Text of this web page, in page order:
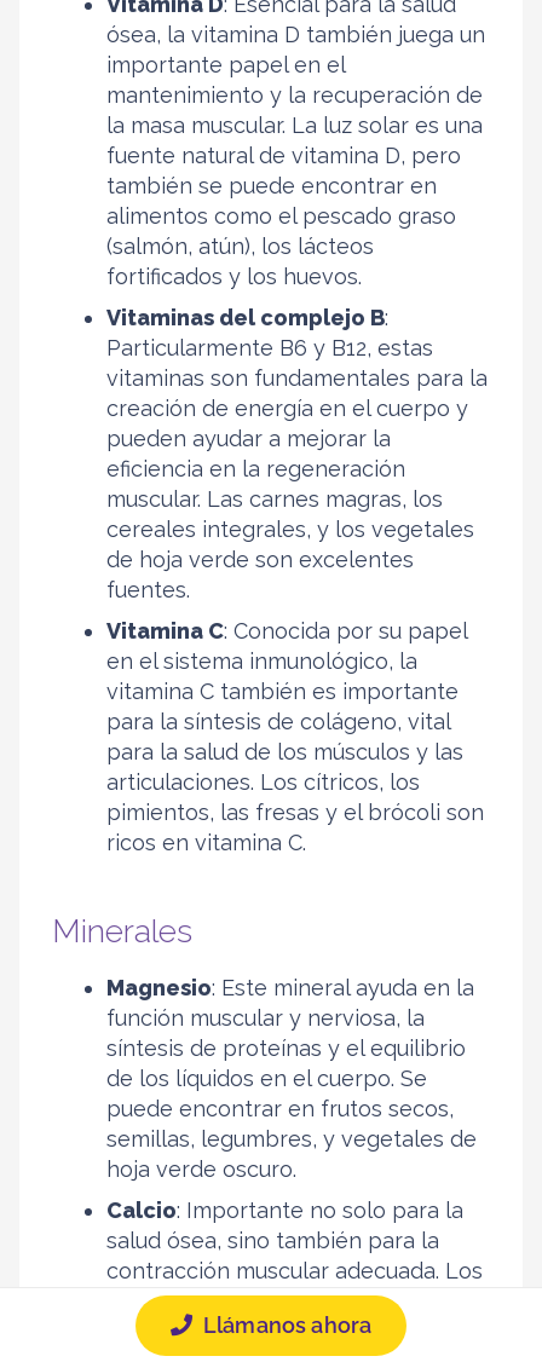
ósea, la vitamina D también juega un
importante papel en el
mantenimiento y la recuperación de
la masa muscular. La luz solar es una
fuente natural de vitamina D, pero
también se puede encontrar en
alimentos como el pescado graso
(salmón, atún), los lácteos
fortificados y los huevos.
Vitaminas del complejo B:
Particularmente B6 y B12, estas
vitaminas son fundamentales para la
creación de energía en el cuerpo y
pueden ayudar a mejorar la
eficiencia en la regeneración
muscular. Las carnes magras, los
cereales integrales, y los vegetales
de hoja verde son excelentes
fuentes.
Vitamina C: Conocida por su papel
en el sistema inmunológico, la
vitamina C también es importante
para la síntesis de colágeno, vital
para la salud de los músculos y las
articulaciones. Los cítricos, los
pimientos, las fresas y el brócoli son
ricos en vitamina C.
Minerales
Magnesio: Este mineral ayuda en la
función muscular y nerviosa, la
síntesis de proteínas y el equilibrio
de los líquidos en el cuerpo. Se
puede encontrar en frutos secos,
semillas, legumbres, y vegetales de
hoja verde oscuro.
Calcio: Importante no solo para la
salud ósea, sino también para la
contracción muscular adecuada. Los
lácteos son la fuente más conocida,
aunque el brócoli, las almendras y
Llámanos ahora